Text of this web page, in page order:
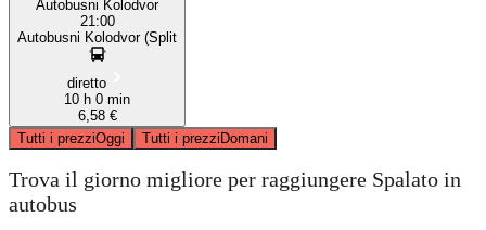
Autobusni Kolodvor
21:00
Autobusni Kolodvor (Split
diretto
10 h 0 min
6,58 €
Tutti i prezziOggi Tutti i prezziDomani
Trova il giorno migliore per raggiungere Spalato in
autobus